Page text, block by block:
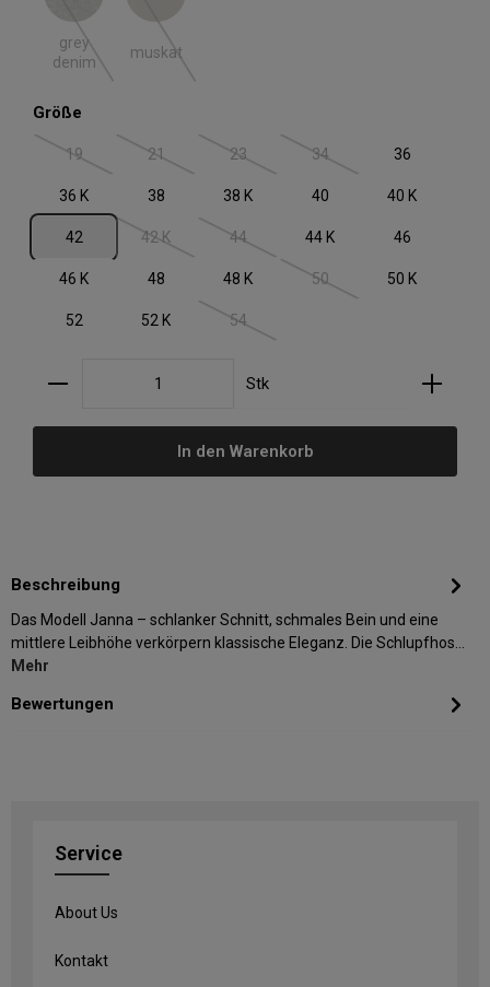
grey
denim
grey denim
(Diese Option ist zurzeit nicht verfügbar.)
muskat
muskat
(Diese Option ist zurzeit nicht verfügbar.)
Größe
19(Diese Option ist zurzeit nicht verfügbar.)
21(Diese Option ist zurzeit nicht verfügbar.)
23(Diese Option ist zurzeit nicht verfügbar.)
34(Diese Option ist zurzeit
36
36 K 38 38 K 40 40 K
42 42 K(Diese Option ist zurzeit nicht verfügbar.)
44(Diese Option ist zurzeit nicht verfügbar.)
44 K 46
46 K 48 48 K 50(Diese Option ist zurzeit
50 K
52 52 K 54(Diese Option ist zurzeit nicht verfügbar.)
Produkt Anzahl: Gib den gewünschten Wert ein
Stk
In den Warenkorb
Beschreibung
Das Modell Janna – schlanker Schnitt, schmales Bein und eine
mittlere Leibhöhe verkörpern klassische Eleganz. Die Schlupfhos…
Mehr
Bewertungen
Service
About Us
Kontakt